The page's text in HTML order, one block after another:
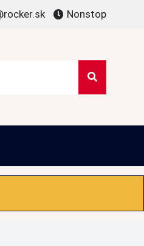
Nonstop